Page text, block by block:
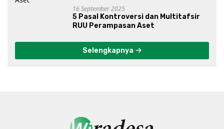
16 September 2025
5 Pasal Kontroversi dan Multitafsir
RUU Perampasan Aset
Selengkapnya